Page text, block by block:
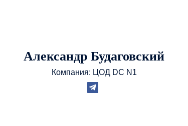
Александр Будаговский
Компания: ЦОД DC N1